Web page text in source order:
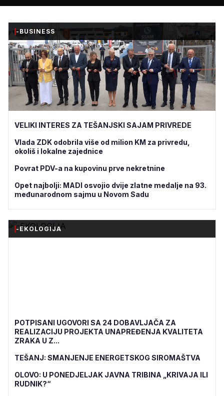
-BUSINESS
VELIKI INTERES ZA TEŠANJSKI SAJAM PRIVREDE
Vlada ZDK odobrila više od milion KM za privredu,
okoliš i lokalne zajednice
Povrat PDV-a na kupovinu prve nekretnine
Opet najbolji: MADI osvojio dvije zlatne medalje na 93.
međunarodnom sajmu u Novom Sadu
-EKOLOGIJA
POTPISANI UGOVORI SA 24 DOBAVLJAČA ZA
REALIZACIJU PROJEKTA UNAPREĐENJA KVALITETA
ZRAKA U Z...
TEŠANJ: SMANJENJE ENERGETSKOG SIROMAŠTVA
OLOVO: U PONEDJELJAK JAVNA TRIBINA „KRIVAJA ILI
RUDNIK?“